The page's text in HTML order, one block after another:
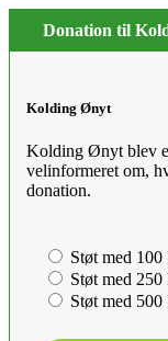
Donation til
Kolding Ønyt
Kolding Ønyt blev
velinformeret om,
donation.
Støt med
Støt med
Støt med